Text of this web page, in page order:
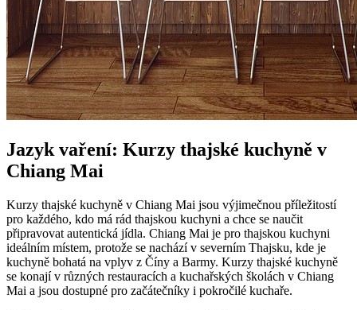
Jazyk vaření: Kurzy thajské kuchyně v
Chiang Mai
Kurzy thajské kuchyně v Chiang Mai jsou výjimečnou příležitostí
pro každého, kdo má rád thajskou kuchyni a chce se naučit
připravovat autentická jídla. Chiang Mai je pro thajskou kuchyni
ideálním místem, protože se nachází v severním Thajsku, kde je
kuchyně bohatá na vplyv z Číny a Barmy. Kurzy thajské kuchyně
se konají v různých restauracích a kuchařských školách v Chiang
Mai a jsou dostupné pro začátečníky i pokročilé kuchaře.